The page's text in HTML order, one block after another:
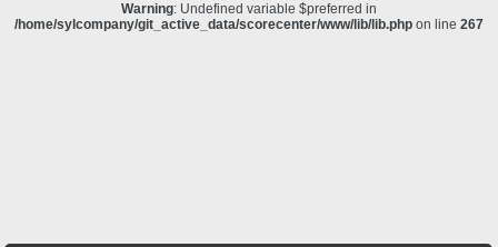
Warning: Undefined variable $preferred in
/home/sylcompany/git_active_data/scorecenter/www/lib/lib.php on line 267